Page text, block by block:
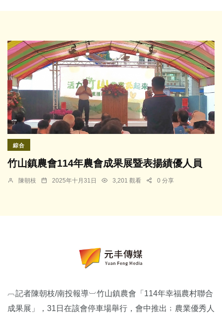
綜合
竹山鎮農會114年農會成果展暨表揚績優人員
陳朝枝 2025年十月31日 3,201 觀看 0 分享
︹記者陳朝枝/南投報導︺竹山鎮農會「114年幸福農村聯合
成果展」，31日在該會停車場舉行，會中推出﹔農業優秀人